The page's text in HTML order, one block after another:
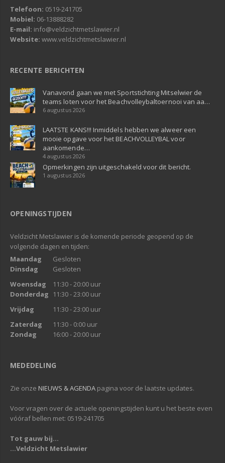
Telefoon: 0519-241705
Mobiel: 06-13888282
E-mail: info@veldzichtmetslawier.nl
Website: www.veldzichtmetslawier.nl
RECENTE BERICHTEN
Vanavond gaan we met Sportstichting Mitselwier de
teams loten voor het Beachvolleybaltoernooi van aa…
6 augustus 2026
LAATSTE KANS!!! Inmiddels hebben we alweer een
mooie opgave voor het BEACHVOLLEYBAL voor
aankomende…
4 augustus 2026
Opmerkingen zijn uitgeschakeld voor dit bericht.
1 augustus 2026
OPENINGSTIJDEN
Veldzicht Metslawier is de komende periode geopend op de
volgende dagen en tijden:
Maandag
Gesloten
Dinsdag
Gesloten
Woensdag
11:30 - 20:00 uur
Donderdag
11:30 - 23:00 uur
Vrijdag
11:30 - 23:00 uur
Zaterdag
11:30 - 0:00 uur
Zondag
16:00 - 20:00 uur
MEDEDELING
Zie onze NIEUWS & AGENDA pagina voor de laatste updates.
Voor vragen over de actuele openingstijden kunt u het beste even
vóóraf bellen met: 0519-241705
Tot gauw bij...
...Veldzicht Metslawier